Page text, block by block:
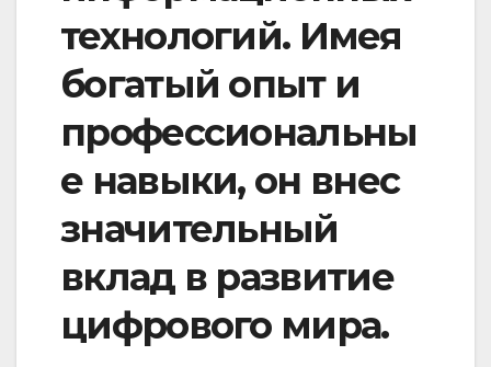
технологий. Имея
богатый опыт и
профессиональны
е навыки, он внес
значительный
вклад в развитие
цифрового мира.